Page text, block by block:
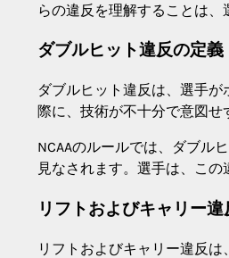
らの違反を理解することは、
ダブルヒット違反の定義
ダブルヒット違反は、選手
際に、技術が不十分で意図せ
NCAAのルールでは、ダブル
見なされます。選手は、こ
リフトおよびキャリー
リフトおよびキャリー違反